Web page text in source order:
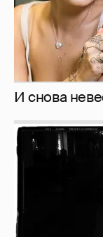
Рублёвские